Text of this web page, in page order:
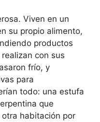
Viven en un
su propio alimento,
productos
con sus
frío, y
para
todo: una estufa
que
habitación por